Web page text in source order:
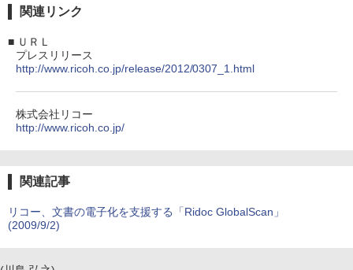
関連リンク
■ ＵＲＬ
プレスリリース
http://www.ricoh.co.jp/release/2012/0307_1.html
株式会社リコー
http://www.ricoh.co.jp/
関連記事
リコー、文書の電子化を支援する「Ridoc GlobalScan」
(2009/9/2)